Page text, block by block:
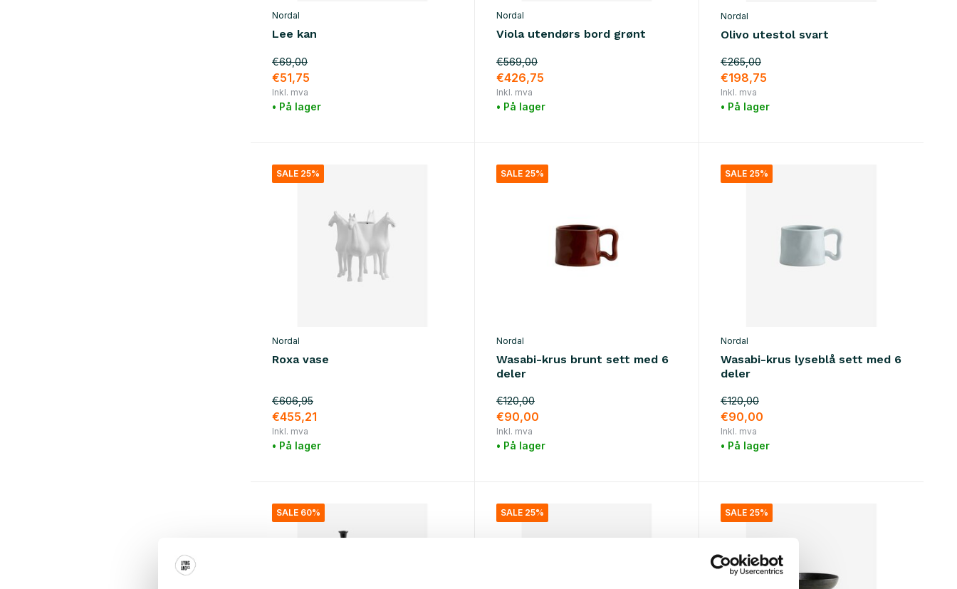
Nordal
Lee kan
€69,00
€51,75
Inkl. mva
• På lager
Nordal
Viola utendørs bord grønt
€569,00
€426,75
Inkl. mva
• På lager
Nordal
Olivo utestol svart
€265,00
€198,75
Inkl. mva
• På lager
SALE 25%
Nordal
Roxa vase
€606,95
€455,21
Inkl. mva
• På lager
SALE 25%
Nordal
Wasabi-krus brunt sett med 6
deler
€120,00
€90,00
Inkl. mva
• På lager
SALE 25%
Nordal
Wasabi-krus lyseblå sett med 6
deler
€120,00
€90,00
Inkl. mva
• På lager
SALE 60% SALE 25% SALE 25%